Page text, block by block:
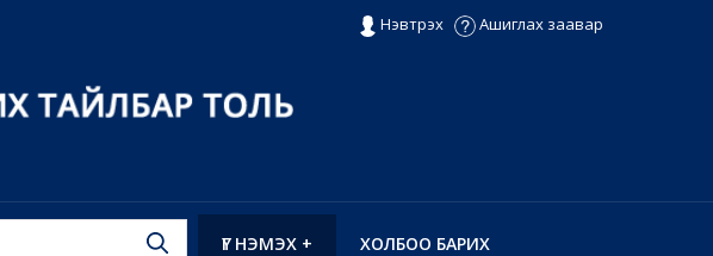
Нэвтрэх Ашиглах заавар
ХОЛБОО БАРИХ
ҮГ НЭМЭХ +